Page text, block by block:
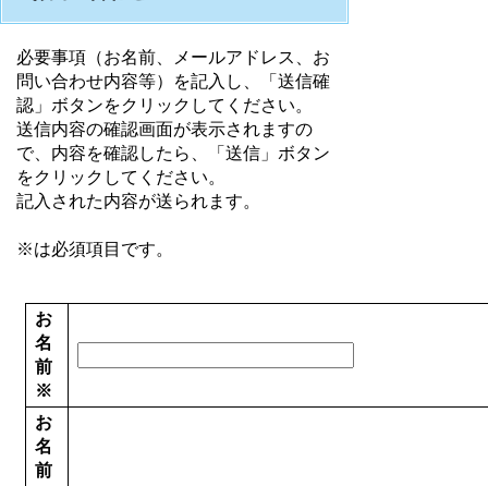
必要事項（お名前、メールアドレス、お
問い合わせ内容等）を記入し、「送信確
認」ボタンをクリックしてください。
送信内容の確認画面が表示されますの
で、内容を確認したら、「送信」ボタン
をクリックしてください。
記入された内容が送られます。
※は必須項目です。
お
名
前
※
お
名
前